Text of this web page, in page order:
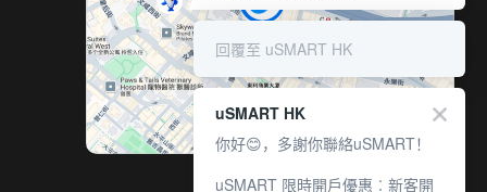
回覆至 uSMART HK
uSMART HK
你好😊，多謝你聯絡uSMART！
uSMART 限時開戶優惠︰新客開